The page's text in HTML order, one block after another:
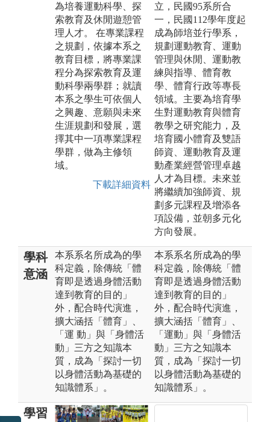
為培養運動科學、探
索教育及休閒遊憩管
理人才。 在專業課程
之規劃，依據本系之
教育目標，將專業課
程分為探索教育及運
動科學兩學群；就讀
本系之學生可依個人
之興趣、意願與未來
生涯規劃和發展，選
擇其中一項專業課程
學群，做為主修領
域。
下載詳細資料
立，民國95系所合
一，民國112學年度起
成為師培並行學系，
規劃運動教育、運動
管理與休閒、運動教
練與指導、體育教
學、體育行政等專長
領域。主要為培育學
生對運動教育與體育
教學之研究能力，及
培育國小體育及雙語
師資、運動教育及運
動產業經營管理卓越
人才為目標。未來並
將繼續加強師資、規
劃多元課程及增添各
項設備，並朝多元化
方向發展。
學科
意涵
本系系名所成為的學
科定義，除傳統「體
育即是透過身體活動
達到教育的目的」
外，配合時代演進，
擴大涵括「體育」、
「運 動」與「身體活
動」三方之知識本
質，成為「探討一切
以身體活動為基礎的
知識體系」。
本系系名所成為的學
科定義，除傳統「體
育即是透過身體活動
達到教育的目的」
外，配合時代演進，
擴大涵括「體育」、
「運動」與「身體活
動」三方之知識本
質，成為「探討一切
以身體活動為基礎的
知識體系」。
學習